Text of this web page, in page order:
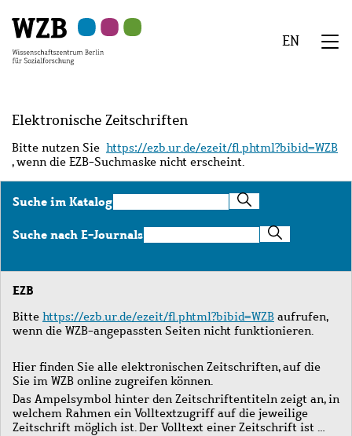
Hauptinhalt
springen
Navigation
springen
Suche
springen
Sekundärnavigation
springen
Fußzeile
springen
EN
Elektronische Zeitschriften
Bitte nutzen Sie https://ezb.ur.de/ezeit/fl.phtml?bibid=WZB
, wenn die EZB-Suchmaske nicht erscheint.
Suche im KatalogSuche
im
Katalog
Suche nach E-JournalsSuche
nach
Journals
EZB
Bitte https://ezb.ur.de/ezeit/fl.phtml?bibid=WZB aufrufen,
wenn die WZB-angepassten Seiten nicht funktionieren.
Hier finden Sie alle elektronischen Zeitschriften, auf die
Sie im WZB online zugreifen können.
Das Ampelsymbol hinter den Zeitschriftentiteln zeigt an, in
welchem Rahmen ein Volltextzugriff auf die jeweilige
Zeitschrift möglich ist. Der Volltext einer Zeitschrift ist …